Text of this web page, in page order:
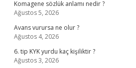
Komagene sözlük anlamı nedir ?
Ağustos 5, 2026
Avans vurursa ne olur ?
Ağustos 4, 2026
6. tip KYK yurdu kaç kişiliktir ?
Ağustos 3, 2026